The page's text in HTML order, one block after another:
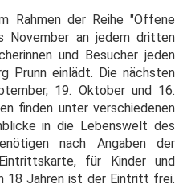
Rahmen der Reihe "Offene
November an jedem dritten
und Besucher jeden
Prunn einlädt. Die nächsten
19. Oktober und 16.
finden unter verschiedenen
in die Lebenswelt des
nach Angaben der
für Kinder und
18 Jahren ist der Eintritt frei.